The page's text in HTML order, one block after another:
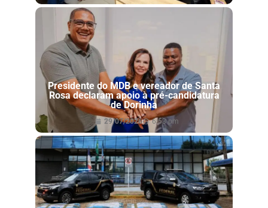
Presidente do MDB e vereador de Santa
Rosa declaram apoio à pré-candidatura
de Dorinha
29/07/2026 6:53 pm